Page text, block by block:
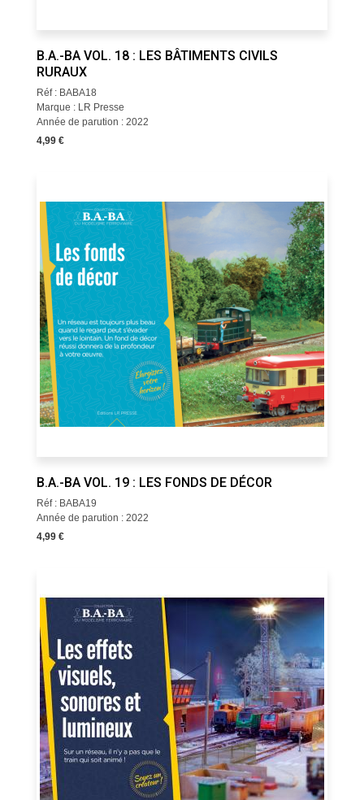
B.A.-BA VOL. 18 : LES BÂTIMENTS CIVILS
RURAUX
Réf : BABA18
Marque : LR Presse
Année de parution : 2022
4,99 €
B.A.-BA VOL. 19 : LES FONDS DE DÉCOR
Réf : BABA19
Année de parution : 2022
4,99 €